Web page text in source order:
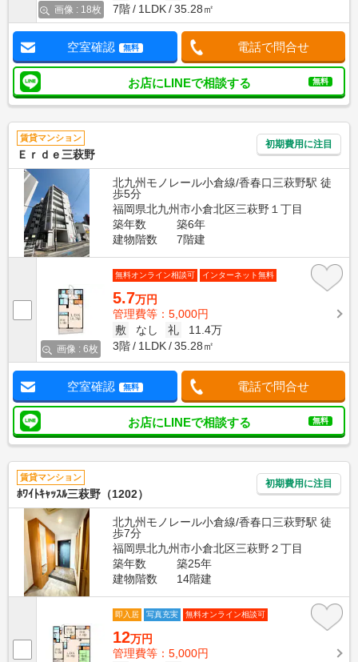
画像 : 18枚
7階
1LDK 35.28㎡
空室確認 無料 電話で問合せ
お店にLINEで相談する 無料
賃貸マンション
Ｅｒｄｅ三萩野
初期費用に注目
北九州モノレール小倉線/香春口三萩野駅 徒
歩5分
福岡県北九州市小倉北区三萩野１丁目
築年数
築6年
建物階数
7階建
画像 : 6枚
無料オンライン相談可 インターネット無料
5.7万円
管理費等：5,000円
敷
なし 礼
11.4万
3階
1LDK 35.28㎡
空室確認 無料 電話で問合せ
お店にLINEで相談する 無料
賃貸マンション
ﾎﾜｲﾄｷｬｯｽﾙ三萩野（1202）
初期費用に注目
北九州モノレール小倉線/香春口三萩野駅 徒
歩7分
福岡県北九州市小倉北区三萩野２丁目
築年数
築25年
建物階数
14階建
即入居 写真充実 無料オンライン相談可
12万円
管理費等：5,000円